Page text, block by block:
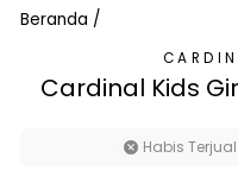
Beranda /
Cardinal Kids
Habis